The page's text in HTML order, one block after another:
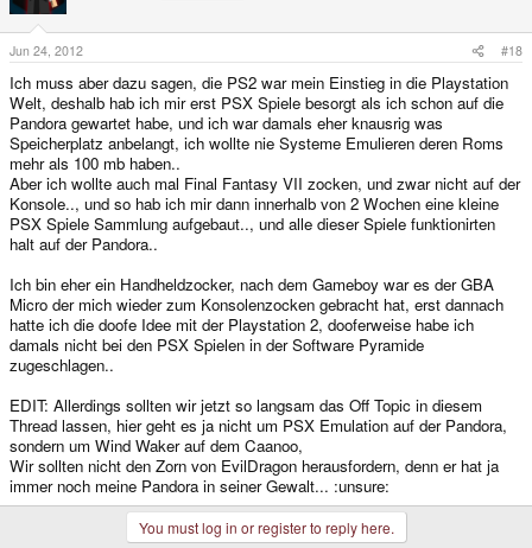
Jun 24, 2012 #18
Ich muss aber dazu sagen, die PS2 war mein Einstieg in die Playstation
Welt, deshalb hab ich mir erst PSX Spiele besorgt als ich schon auf die
Pandora gewartet habe, und ich war damals eher knausrig was
Speicherplatz anbelangt, ich wollte nie Systeme Emulieren deren Roms
mehr als 100 mb haben..
Aber ich wollte auch mal Final Fantasy VII zocken, und zwar nicht auf der
Konsole.., und so hab ich mir dann innerhalb von 2 Wochen eine kleine
PSX Spiele Sammlung aufgebaut.., und alle dieser Spiele funktionirten
halt auf der Pandora..
Ich bin eher ein Handheldzocker, nach dem Gameboy war es der GBA
Micro der mich wieder zum Konsolenzocken gebracht hat, erst dannach
hatte ich die doofe Idee mit der Playstation 2, dooferweise habe ich
damals nicht bei den PSX Spielen in der Software Pyramide
zugeschlagen..
EDIT: Allerdings sollten wir jetzt so langsam das Off Topic in diesem
Thread lassen, hier geht es ja nicht um PSX Emulation auf der Pandora,
sondern um Wind Waker auf dem Caanoo,
Wir sollten nicht den Zorn von EvilDragon herausfordern, denn er hat ja
immer noch meine Pandora in seiner Gewalt... :unsure:
You must log in or register to reply here.